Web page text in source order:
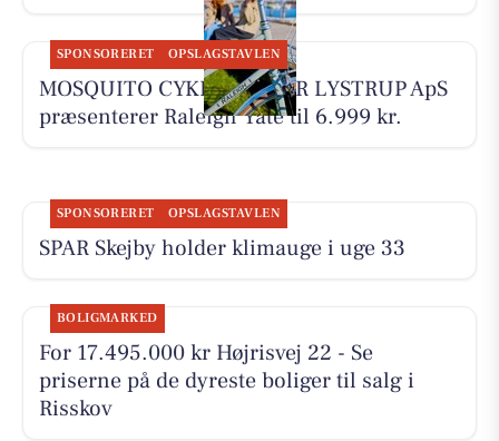
SPONSORERET OPSLAGSTAVLEN
MOSQUITO CYKELCENTER LYSTRUP ApS
præsenterer Raleigh Yate til 6.999 kr.
SPONSORERET OPSLAGSTAVLEN
SPAR Skejby holder klimauge i uge 33
BOLIGMARKED
For 17.495.000 kr Højrisvej 22 - Se
priserne på de dyreste boliger til salg i
Risskov